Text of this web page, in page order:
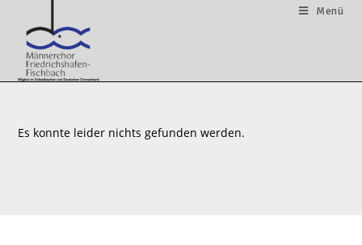
Menü
Es konnte leider nichts gefunden werden.